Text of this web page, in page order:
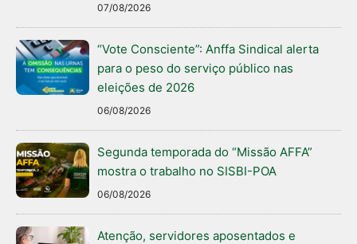
07/08/2026
“Vote Consciente”: Anffa Sindical alerta
para o peso do serviço público nas
eleições de 2026
06/08/2026
Segunda temporada do “Missão AFFA”
mostra o trabalho no SISBI-POA
06/08/2026
Atenção, servidores aposentados e